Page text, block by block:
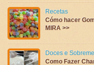
Recetas
Cómo hacer
MIRA >>
Doces e
Como Fazer